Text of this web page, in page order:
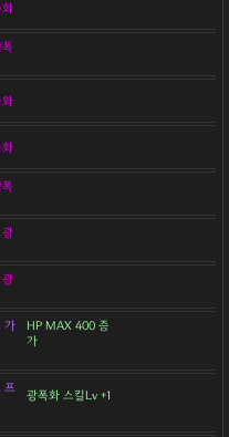
가
HP MAX 400 증
가
프
광폭화 스킬Lv +1